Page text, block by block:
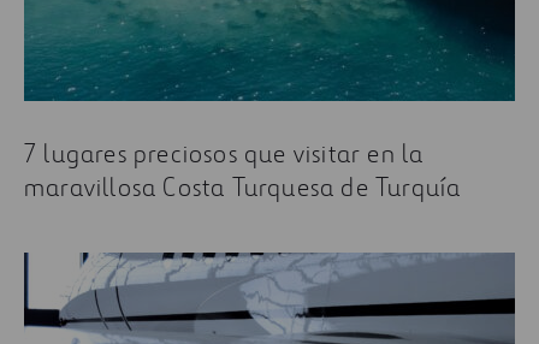
7 lugares preciosos que visitar en la
maravillosa Costa Turquesa de Turquía